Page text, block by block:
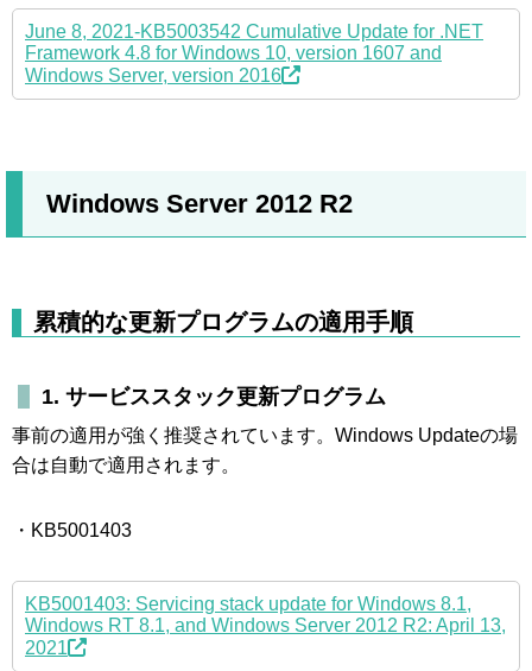
June 8, 2021-KB5003542 Cumulative Update for .NET
Framework 4.8 for Windows 10, version 1607 and
Windows Server, version 2016
Windows Server 2012 R2
累積的な更新プログラムの適用手順
1. サービススタック更新プログラム
事前の適用が強く推奨されています。Windows Updateの場
合は自動で適用されます。
・KB5001403
KB5001403: Servicing stack update for Windows 8.1,
Windows RT 8.1, and Windows Server 2012 R2: April 13,
2021